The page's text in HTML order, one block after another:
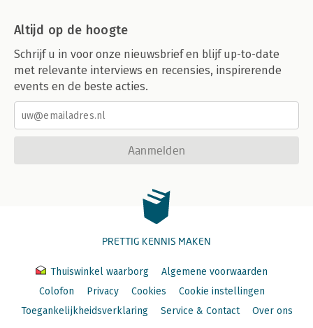
Altijd op de hoogte
Schrijf u in voor onze nieuwsbrief en blijf up-to-date
met relevante interviews en recensies, inspirerende
events en de beste acties.
Aanmelden
PRETTIG KENNIS MAKEN
Thuiswinkel waarborg
Algemene voorwaarden
Colofon
Privacy Cookies
Cookie instellingen
Toegankelijkheidsverklaring
Service & Contact Over ons